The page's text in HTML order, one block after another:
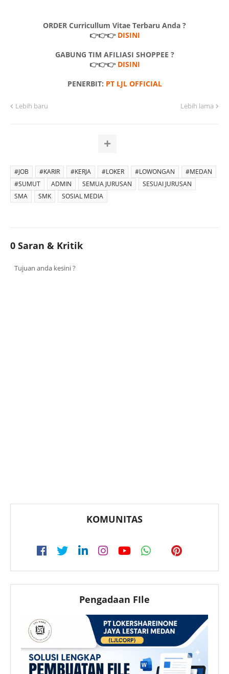
ORDER Curricullum Vitae Terbaru Anda ?
👉👉👉 DISINI
GABUNG TIM AFILIASI SHOPPEE ?
👉👉👉 DISINI
PENERBIT: PT LJL OFFICIAL
Lebih baru Lebih lama
#JOB #KARIR #KERJA #LOKER #LOWONGAN
#MEDAN
#SUMUT
ADMIN SEMUA JURUSAN
SESUAI JURUSAN
SMA
SMK SOSIAL MEDIA
0 Saran & Kritik
Tujuan anda kesini ?
KOMUNITAS
Pengadaan FIle